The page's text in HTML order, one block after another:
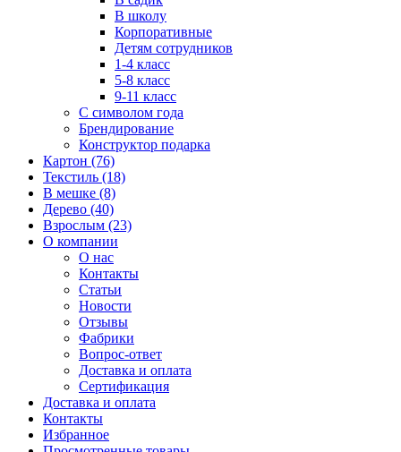
В школу
Корпоративные
Детям сотрудников
1-4 класс
5-8 класс
9-11 класс
С символом года
Брендирование
Конструктор подарка
Картон (76)
Текстиль (18)
В мешке (8)
Дерево (40)
Взрослым (23)
О компании
О нас
Контакты
Статьи
Новости
Отзывы
Фабрики
Вопрос-ответ
Доставка и оплата
Сертификация
Доставка и оплата
Контакты
Избранное